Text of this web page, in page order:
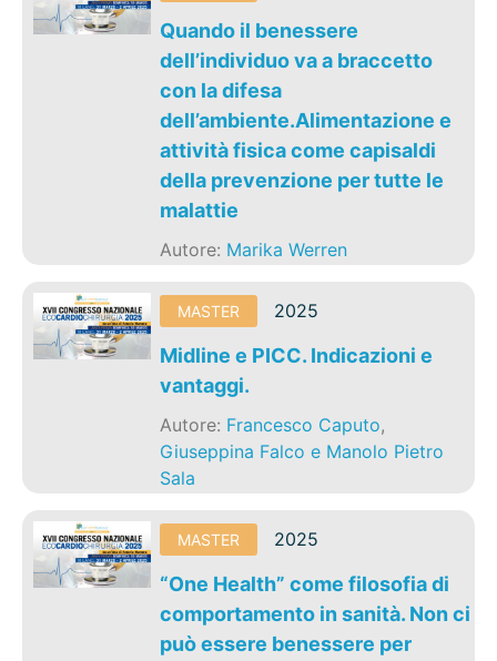
Quando il benessere
dell’individuo va a braccetto
con la difesa
dell’ambiente.Alimentazione e
attività fisica come capisaldi
della prevenzione per tutte le
malattie
Autore: Marika Werren
MASTER 2025
Midline e PICC. Indicazioni e
vantaggi.
Autore: Francesco Caputo,
Giuseppina Falco e Manolo Pietro
Sala
MASTER 2025
“One Health” come filosofia di
comportamento in sanità. Non ci
può essere benessere per